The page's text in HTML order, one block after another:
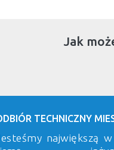
Jak
TECHNICZNY
największą